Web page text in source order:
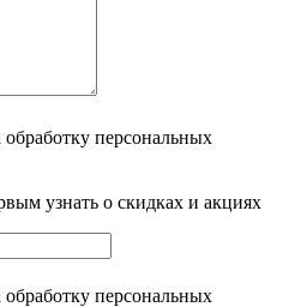
обработку персональных
узнать о скидках и акциях
обработку персональных